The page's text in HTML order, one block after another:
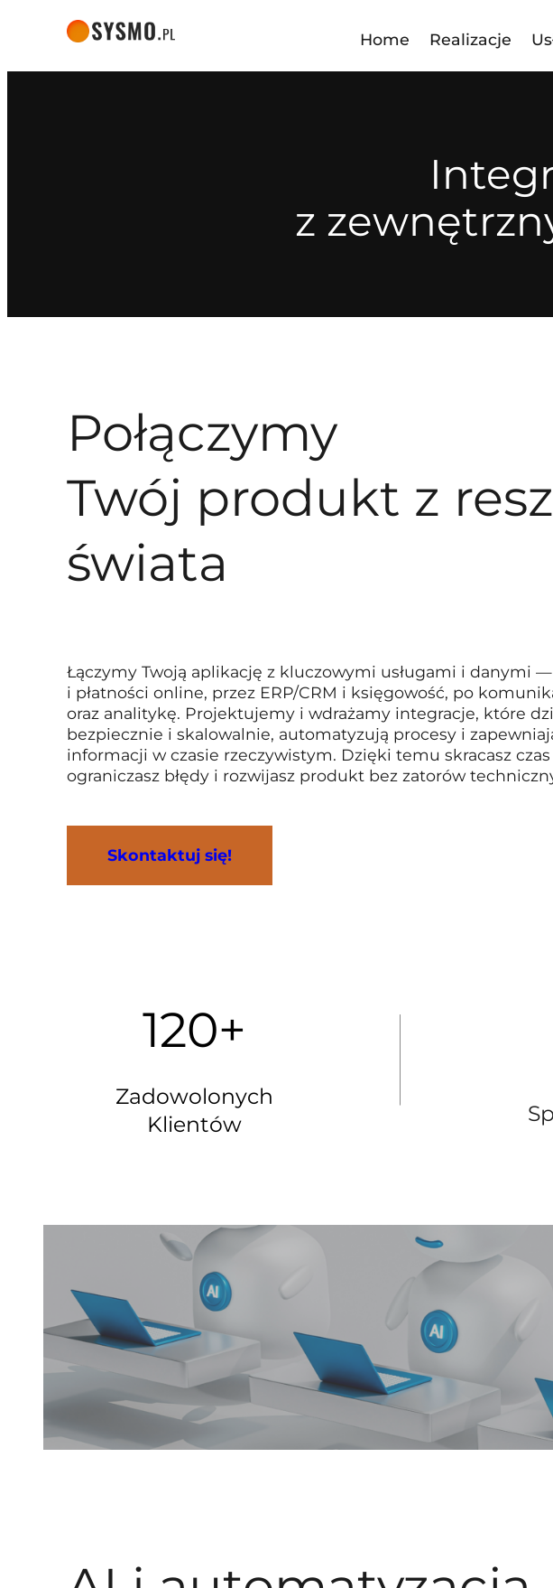
Home Realizacje
z
Połączymy
Twój produkt z
świata
Łączymy Twoją aplikację z kluczowymi usługami i danymi
i płatności online, przez ERP/CRM i księgowość, po
oraz analitykę. Projektujemy i wdrażamy integracje, które
bezpiecznie i skalowalnie, automatyzują procesy i
informacji w czasie rzeczywistym. Dzięki temu skracasz czas
ograniczasz błędy i rozwijasz produkt bez zatorów
Skontaktuj się!
120+
Zadowolonych
Klientów